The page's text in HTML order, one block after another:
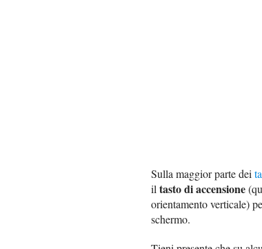
Sulla maggior parte dei
iltasto di accensione
orientamento verticale)
schermo.